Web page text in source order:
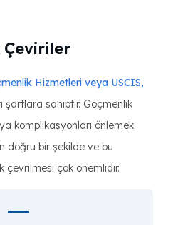
Çeviriler
Hizmetleri veya USCIS,
şartlara sahiptir. Göçmenlik
komplikasyonları önlemek
doğru bir şekilde ve bu
çevrilmesi çok önemlidir.